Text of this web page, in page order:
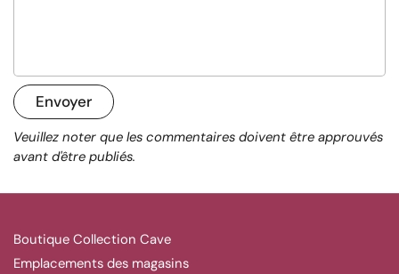
Envoyer
Veuillez noter que les commentaires doivent être approuvés
avant d'être publiés.
Boutique Collection Cave
Emplacements des magasins